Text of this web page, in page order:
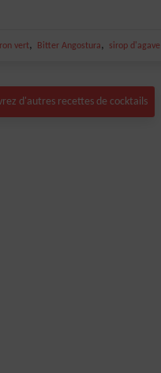
vert, Bitter Angostura, sirop d'agave
d'autres recettes de cocktails